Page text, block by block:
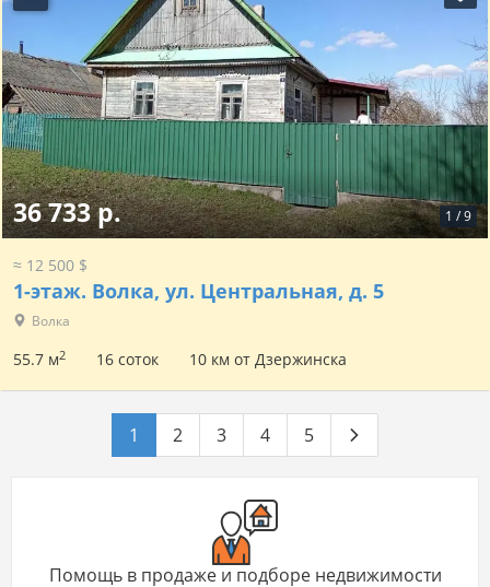
1 /9
36 733 р.
≈ 12 500 $
1-этаж. Волка, ул. Центральная, д. 5
Волка
55.7 м2 16 соток 10 км от Дзержинска
1 2 3 4 5
Помощь в продаже и подборе недвижимости